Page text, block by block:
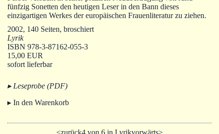
fünfzig Sonetten den heutigen Leser in den Bann dieses
einzigartigen Werkes der europäischen Frauenliteratur zu ziehen.
2002, 140 Seiten, broschiert
Lyrik
ISBN 978-3-87162-055-3
15,00 EUR
sofort lieferbar
▸ Leseprobe (PDF)
▸ In den Warenkorb
<zurück4 von 6 in Lyrikvorwärts>